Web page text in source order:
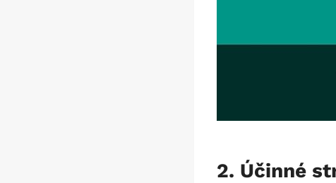
2. Účinné